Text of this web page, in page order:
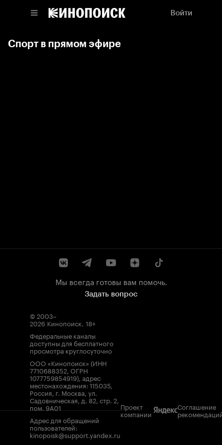
Войти
Спорт в прямом эфире
Мы всегда готовы вам помочь.
Задать вопрос
© 2003–
2026 Кинопоиск. 18+
Федеральные каналы
доступны для бесплатного
просмотра круглосуточно
ООО «Кинопоиск» (ИНН
7710688352, ОГРН
1077759854919), адрес
местонахождения: 115035,
Россия, г. Москва, ул.
Садовническая, д. 82, стр. 2,
пом. 9А01
Адрес для обращений
пользователей:
kinopoisk@support.yandex.ru
Проект
компании
Соглашение